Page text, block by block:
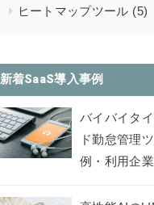
ヒートマップツール (5)
新着SaaS導入事例
バイバイタ
ド勤怠管理
例・利用企業